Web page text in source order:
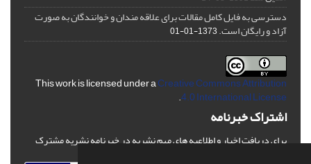
دسترسی به فایل کامل مقالات برای علاقه مندان و خوانندگان به صورت
آزاد و رایگان است.1373-01-01
This work is licensed under aCreative Commons Attribution
4.0 International License
.
اشتراک خبرنامه
برای دریافت اخبار و اطلاعیه های مهم نشریه در خبرنامه نشریه مشترک